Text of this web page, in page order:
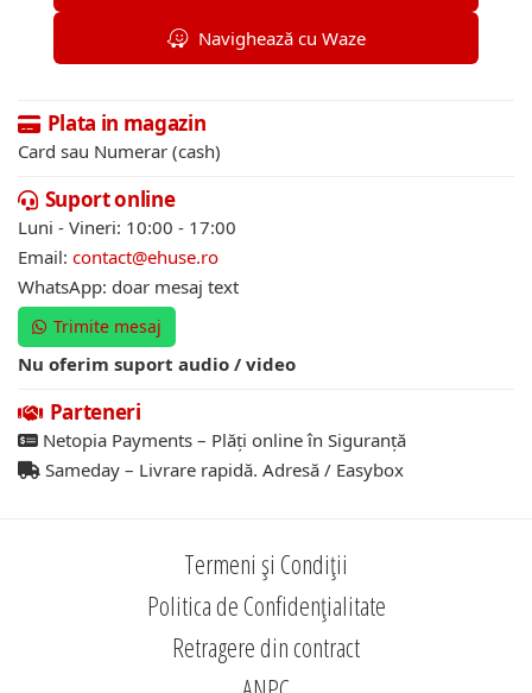
Navighează cu Waze
Plata in magazin
Card sau Numerar (cash)
Suport online
Luni - Vineri: 10:00 - 17:00
Email: contact@ehuse.ro
WhatsApp: doar mesaj text
Trimite mesaj
Nu oferim suport audio / video
Parteneri
Netopia Payments – Plăți online în Siguranță
Sameday – Livrare rapidă. Adresă / Easybox
Termeni și Condiții
Politica de Confidențialitate
Retragere din contract